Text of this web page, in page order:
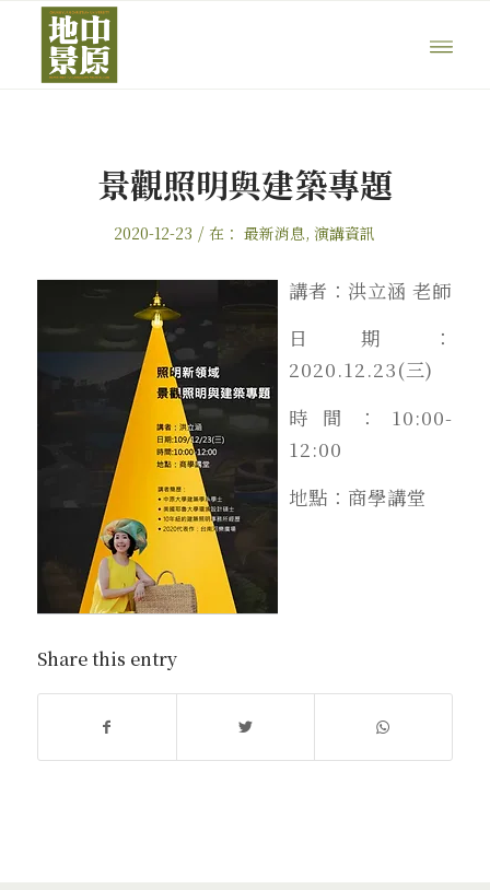
景觀照明與建築專題
2020-12-23 / 在：最新消息,演講資訊
講者：洪立涵 老師
日期：
2020.12.23(三)
時間：10:00-
12:00
地點：商學講堂
Share this entry